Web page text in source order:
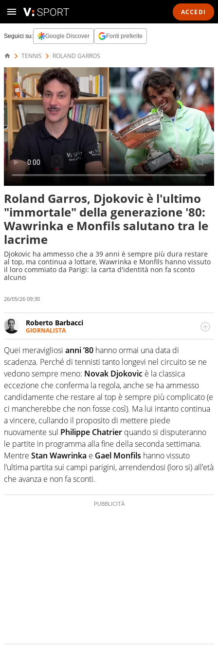
ACCEDI
Seguici su: Google Discover Fonti preferite
TENNIS ROLAND GARROS
Roland Garros, Djokovic è l'ultimo
"immortale" della generazione '80:
Wawrinka e Monfils salutano tra le
lacrime
Djokovic ha ammesso che a 39 anni è sempre più dura restare
al top, ma continua a lottare, Wawrinka e Monfils hanno vissuto
il loro commiato da Parigi: la carta d'identità non fa sconto
alcuno
26/05/26 09:30
Roberto Barbacci
GIORNALISTA
Giornalista (pubblicista) sportivo a tutto campo, è il
tuttologo di Virgilio Sport. Provate a chiedergli di boxe, di
scherma, di volley o di curling: ve ne farà innamorare
Quei meravigliosi anni ’80 hanno ormai una data di
scadenza. Perché di tennisti tanto longevi nel circuito se ne
vedono sempre meno: Novak Djokovic è la classica
eccezione che conferma la regola, anche se ha ammesso
candidamente che restare al top è sempre più complicato (e
ci mancherebbe che non fosse così). Ma lui intanto continua
a vincere, cullando il proposito di mettere piede
nuovamente sul Philippe Chatrier quando si disputeranno
le partite in programma alla fine della seconda settimana.
Mentre Stan Wawrinka e Gael Monfils hanno vissuto
l’ultima partita sui campi parigini, arrendendosi (loro si) all’età
che avanza e non fa sconti.